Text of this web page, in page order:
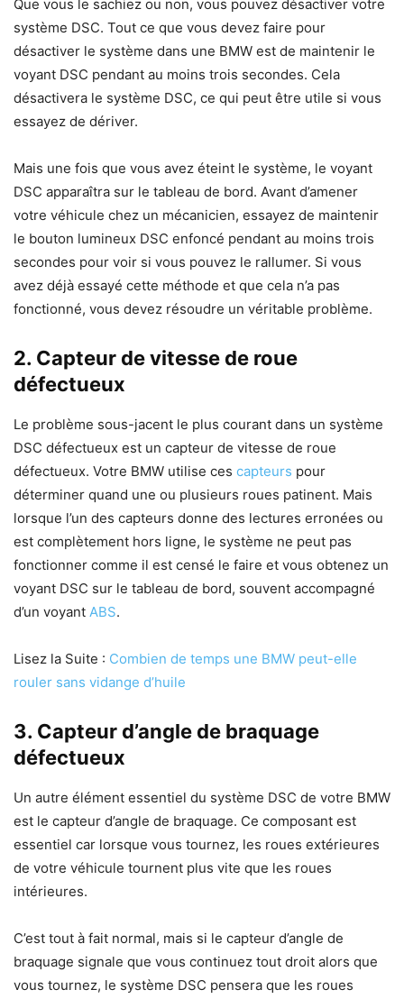
Que vous le sachiez ou non, vous pouvez désactiver votre
système DSC. Tout ce que vous devez faire pour
désactiver le système dans une BMW est de maintenir le
voyant DSC pendant au moins trois secondes. Cela
désactivera le système DSC, ce qui peut être utile si vous
essayez de dériver.
Mais une fois que vous avez éteint le système, le voyant
DSC apparaîtra sur le tableau de bord. Avant d’amener
votre véhicule chez un mécanicien, essayez de maintenir
le bouton lumineux DSC enfoncé pendant au moins trois
secondes pour voir si vous pouvez le rallumer. Si vous
avez déjà essayé cette méthode et que cela n’a pas
fonctionné, vous devez résoudre un véritable problème.
2. Capteur de vitesse de roue
défectueux
Le problème sous-jacent le plus courant dans un système
DSC défectueux est un capteur de vitesse de roue
défectueux. Votre BMW utilise ces capteurs pour
déterminer quand une ou plusieurs roues patinent. Mais
lorsque l’un des capteurs donne des lectures erronées ou
est complètement hors ligne, le système ne peut pas
fonctionner comme il est censé le faire et vous obtenez un
voyant DSC sur le tableau de bord, souvent accompagné
d’un voyant ABS.
Lisez la Suite : Combien de temps une BMW peut-elle
rouler sans vidange d’huile
3. Capteur d’angle de braquage
défectueux
Un autre élément essentiel du système DSC de votre BMW
est le capteur d’angle de braquage. Ce composant est
essentiel car lorsque vous tournez, les roues extérieures
de votre véhicule tournent plus vite que les roues
intérieures.
C’est tout à fait normal, mais si le capteur d’angle de
braquage signale que vous continuez tout droit alors que
vous tournez, le système DSC pensera que les roues